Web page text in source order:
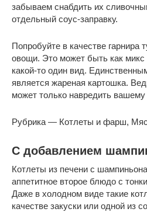
забываем снабдить их
отдельный соус-заправку.
Попробуйте в качестве гарнира
овощи. Это может быть как микс
какой-то один вид.
является жареная картошка.
может только навредить вашему
Рубрика — Котлеты и фарш,
С добавлением
Котлеты из печени с
аппетитное второе блюдо с
Даже в холодном виде такие
качестве закуски или одной из